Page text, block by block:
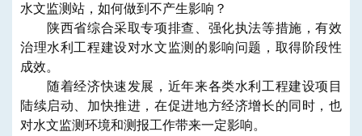
水文监测站，如何做到不产生影响？
陕西省综合采取专项排查、强化执法等措施，有效
治理水利工程建设对水文监测的影响问题，取得阶段性
成效。
随着经济快速发展，近年来各类水利工程建设项目
陆续启动、加快推进，在促进地方经济增长的同时，也
对水文监测环境和测报工作带来一定影响。